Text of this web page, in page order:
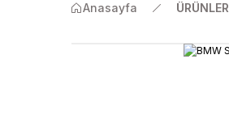
Anasayfa ÜRÜNLER